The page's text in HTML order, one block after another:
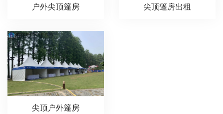
户外尖顶篷房 尖顶篷房出租
尖顶户外篷房